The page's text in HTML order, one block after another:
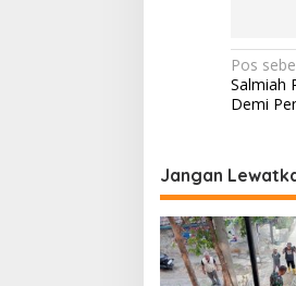
N
a
i
g
a
s
Pos
Salmiah
Demi
Jangan